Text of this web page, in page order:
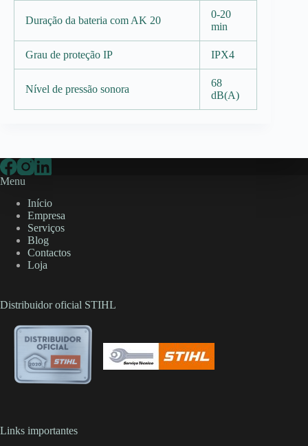
Duração da bateria com AK 20
0-20
min
Grau de proteção IP IPX4
Nível de pressão sonora
68
dB(A)
Menu
Início
Empresa
Serviços
Blog
Contactos
Loja
Distribuidor oficial STIHL
Links importantes